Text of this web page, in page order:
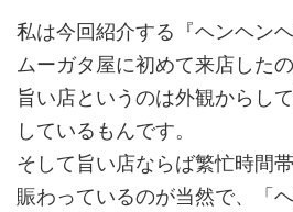
私は今回紹介する『ヘンヘン
ムーガタ屋に初めて来店した
旨い店というのは外観からし
しているもんです。
そして旨い店ならば繁忙時間
賑わっているのが当然で、「